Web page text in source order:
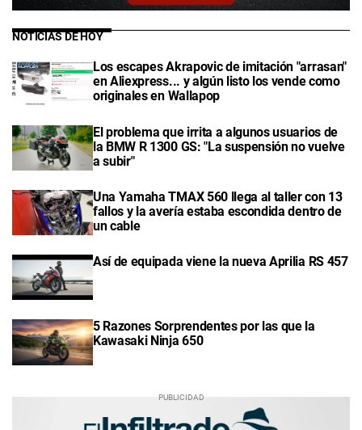
NOTICIAS DE HOY
Los escapes Akrapovic de imitación "arrasan"
en Aliexpress... y algún listo los vende como
originales en Wallapop
El problema que irrita a algunos usuarios de
la BMW R 1300 GS: "La suspensión no vuelve
a subir"
Una Yamaha TMAX 560 llega al taller con 13
fallos y la avería estaba escondida dentro de
un cable
Así de equipada viene la nueva Aprilia RS 457
5 Razones Sorprendentes por las que la
Kawasaki Ninja 650